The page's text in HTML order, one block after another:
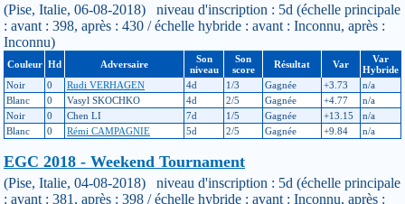
(Pise, Italie, 06-08-2018) niveau d'inscription : 5d (échelle principale
: avant : 398, après : 430 / échelle hybride : avant : Inconnu, après :
Inconnu)
Couleur Hd Adversaire
Son
niveau
Son
score
Résultat Var
Var
Hybride
Noir
0 Rudi VERHAGEN 4d 1/3 Gagnée +3.73
n/a
Blanc
0 Vasyl SKOCHKO 4d 2/5 Gagnée +4.77
n/a
Noir
0 Chen LI 7d 1/5 Gagnée +13.15
n/a
Blanc
0 Rémi CAMPAGNIE 5d 2/5 Gagnée +9.84 n/a
EGC 2018 - Weekend Tournament
(Pise, Italie, 04-08-2018) niveau d'inscription : 5d (échelle principale
: avant : 381, après : 398 / échelle hybride : avant : Inconnu, après :